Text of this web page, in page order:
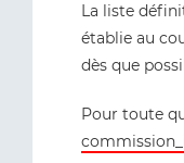
La liste
établie au
dès que
Pour toute